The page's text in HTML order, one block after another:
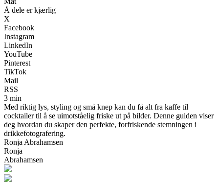
Å dele er kjærlig
X
Facebook
Instagram
LinkedIn
YouTube
Pinterest
TikTok
Mail
RSS
3 min
Med riktig lys, styling og små knep kan du få alt fra kaffe til
cocktailer til å se uimotståelig friske ut på bilder. Denne guiden viser
deg hvordan du skaper den perfekte, forfriskende stemningen i
drikkefotografering.
Ronja Abrahamsen
Ronja
Abrahamsen